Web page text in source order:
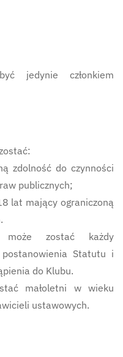
jedynie członkiem
zdolność do czynności
publicznych;
lat mający ograniczoną
może zostać każdy
Statutu i
do Klubu.
małoletni w wieku
ustawowych.